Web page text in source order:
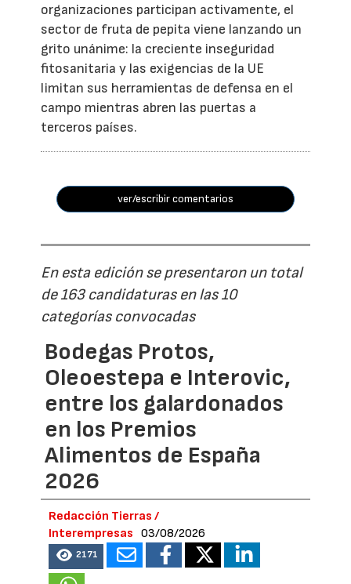
organizaciones participan activamente, el
sector de fruta de pepita viene lanzando un
grito unánime: la creciente inseguridad
fitosanitaria y las exigencias de la UE
limitan sus herramientas de defensa en el
campo mientras abren las puertas a
terceros países.
ver/escribir comentarios
En esta edición se presentaron un total
de 163 candidaturas en las 10
categorías convocadas
Bodegas Protos,
Oleoestepa e Interovic,
entre los galardonados
en los Premios
Alimentos de España
2026
Redacción Tierras /
Interempresas
03/08/2026
2171